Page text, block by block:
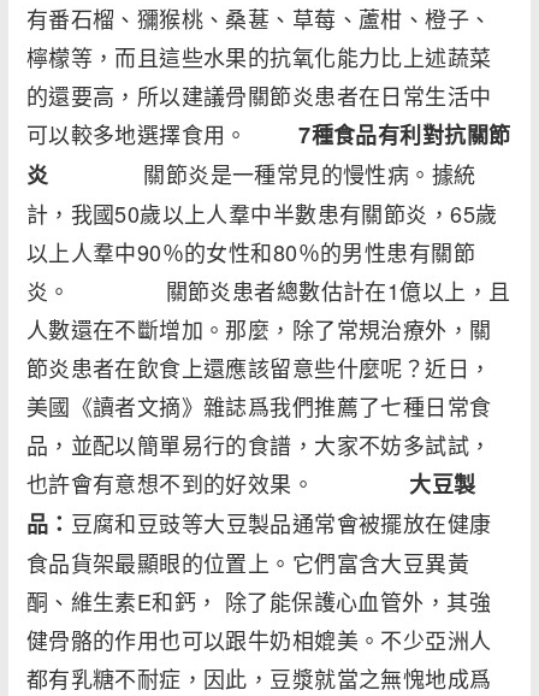
有番石榴、獼猴桃、桑葚、草莓、蘆柑、橙子、
檸檬等，而且這些水果的抗氧化能力比上述蔬菜
的還要高，所以建議骨關節炎患者在日常生活中
可以較多地選擇食用。7種食品有利對抗關節
炎 關節炎是一種常見的慢性病。據統
計，我國50歲以上人羣中半數患有關節炎，65歲
以上人羣中90％的女性和80％的男性患有關節
炎。 關節炎患者總數估計在1億以上，且
人數還在不斷增加。那麼，除了常規治療外，關
節炎患者在飲食上還應該留意些什麼呢？近日，
美國《讀者文摘》雜誌爲我們推薦了七種日常食
品，並配以簡單易行的食譜，大家不妨多試試，
也許會有意想不到的好效果。 大豆製
品： 豆腐和豆豉等大豆製品通常會被擺放在健康
食品貨架最顯眼的位置上。它們富含大豆異黃
酮、維生素E和鈣， 除了能保護心血管外，其強
健骨骼的作用也可以跟牛奶相媲美。不少亞洲人
都有乳糖不耐症，因此，豆漿就當之無愧地成爲